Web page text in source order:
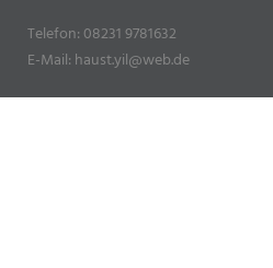
Telefon: 08231 9781632
E-Mail: haust.yil@web.de